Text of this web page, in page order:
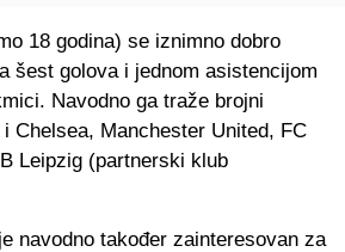
18 godina) se iznimno dobro
šest golova i jednom asistencijom
Navodno ga traže brojni
Chelsea, Manchester United, FC
Leipzig (partnerski klub
navodno također zainteresovan za